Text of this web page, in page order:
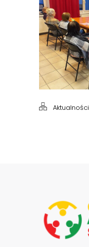
Aktualności